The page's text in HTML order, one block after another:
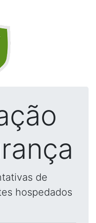
de
hospedados